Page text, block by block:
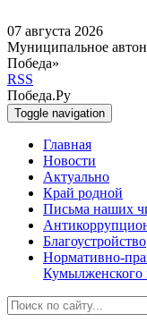
07 августа 2026
Муниципальное
Победа»
RSS
Победа.Ру
Toggle navigation
Главная
Новости
Актуально
Край родной
Письма наших
Благоустройство
Нормативно-
Кумылженского